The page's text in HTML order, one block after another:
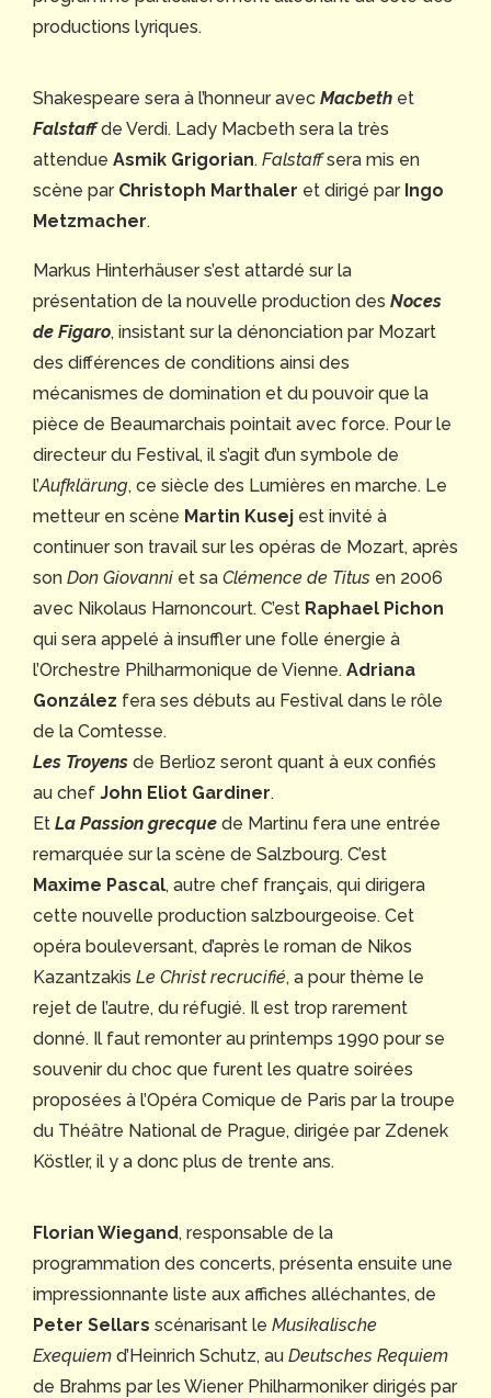
productions lyriques.
Shakespeare sera à l’honneur avec Macbeth et
Falstaff de Verdi. Lady Macbeth sera la très
attendue Asmik Grigorian. Falstaffsera mis en
scène par Christoph Marthaler et dirigé par Ingo
Metzmacher.
Markus Hinterhäuser s’est attardé sur la
présentation de la nouvelle production des Noces
de Figaro, insistant sur la dénonciation par Mozart
des différences de conditions ainsi des
mécanismes de domination et du pouvoir que la
pièce de Beaumarchais pointait avec force. Pour le
directeur du Festival, il s’agit d’un symbole de
l’Aufklärung, ce siècle des Lumières en marche. Le
metteur en scène Martin Kusej est invité à
continuer son travail sur les opéras de Mozart, après
son Don Giovanni et sa Clémence de Titus en 2006
avec Nikolaus Harnoncourt. C’est Raphael Pichon
qui sera appelé à insuffler une folle énergie à
l’Orchestre Philharmonique de Vienne. Adriana
González fera ses débuts au Festival dans le rôle
de la Comtesse.
Les Troyens de Berlioz seront quant à eux confiés
au chef John Eliot Gardiner.
Et La Passion grecque de Martinu fera une entrée
remarquée sur la scène de Salzbourg. C’est
Maxime Pascal, autre chef français, qui dirigera
cette nouvelle production salzbourgeoise. Cet
opéra bouleversant, d’après le roman de Nikos
Kazantzakis Le Christ recrucifié, a pour thème le
rejet de l’autre, du réfugié. Il est trop rarement
donné. Il faut remonter au printemps 1990 pour se
souvenir du choc que furent les quatre soirées
proposées à l’Opéra Comique de Paris par la troupe
du Théâtre National de Prague, dirigée par Zdenek
Köstler, il y a donc plus de trente ans.
Florian Wiegand, responsable de la
programmation des concerts, présenta ensuite une
impressionnante liste aux affiches alléchantes, de
Peter Sellars scénarisant le Musikalische
Exequiem d’Heinrich Schutz, au Deutsches Requiem
de Brahms par les Wiener Philharmoniker dirigés par